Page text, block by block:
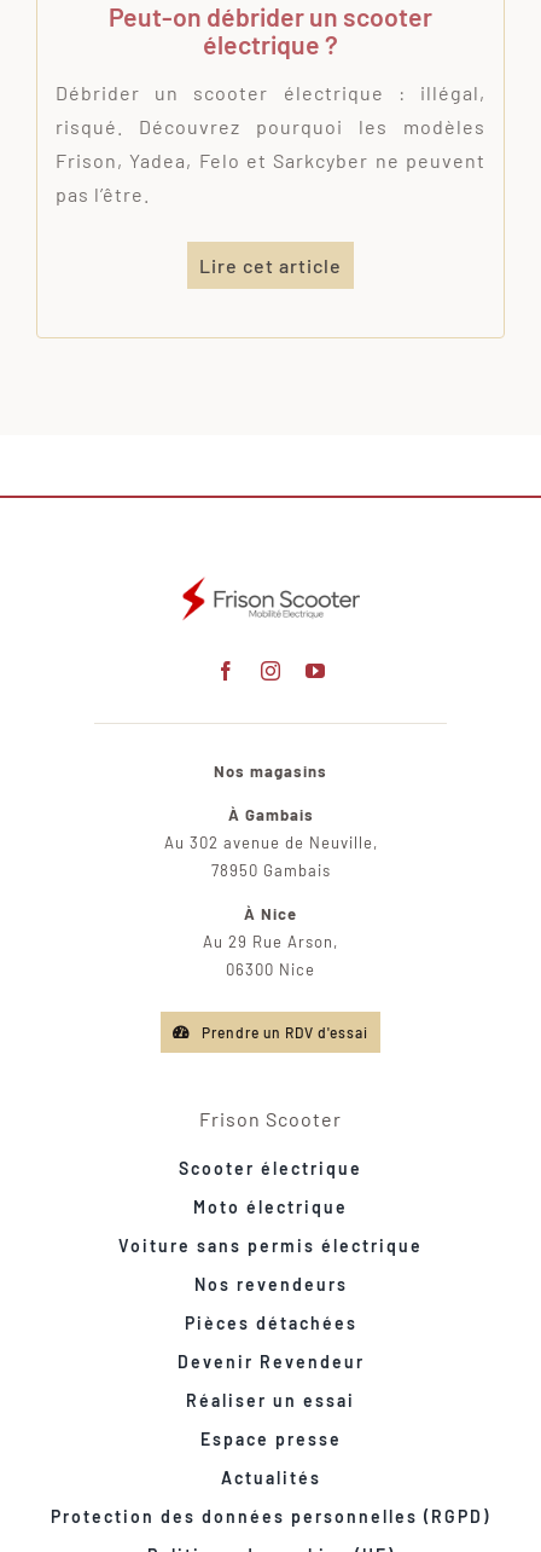
Peut-on débrider un scooter
électrique ?
Débrider un scooter électrique : illégal,
risqué. Découvrez pourquoi les modèles
Frison, Yadea, Felo et Sarkcyber ne peuvent
pas l’être.
Lire cet article
Nos magasins
À Gambais
Au 302 avenue de Neuville,
78950 Gambais
À Nice
Au 29 Rue Arson,
06300 Nice
Prendre un RDV d'essai
Frison Scooter
Scooter électrique
Moto électrique
Voiture sans permis électrique
Nos revendeurs
Pièces détachées
Devenir Revendeur
Réaliser un essai
Espace presse
Actualités
Protection des données personnelles (RGPD)